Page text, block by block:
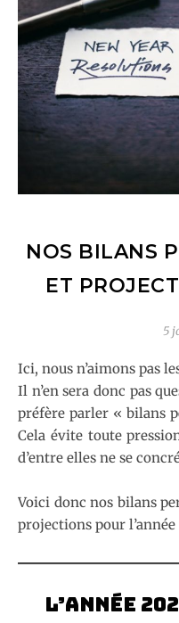
NOS BILANS
ET
5
Ici, nous n’aimons pas
Il n’en sera donc pas
préfère parler « bilans
Cela évite toute
d’entre elles ne se
Voici donc nos bilans
projections pour l’année
L’année